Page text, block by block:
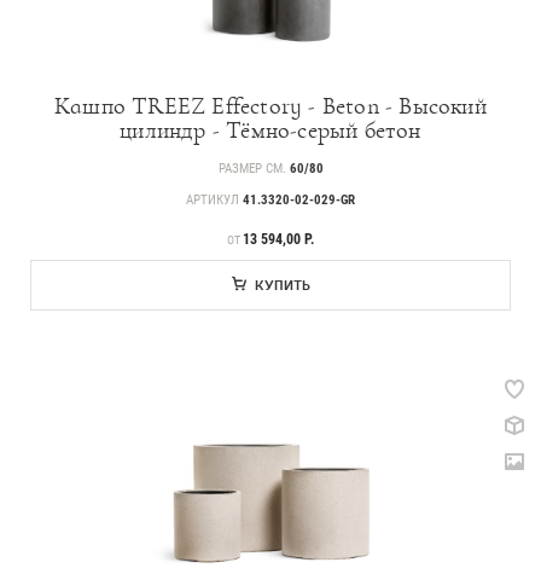
Кашпо TREEZ Effectory - Beton - Высокий
цилиндр - Тёмно-серый бетон
РАЗМЕР СМ. 60/80
АРТИКУЛ 41.3320-02-029-GR
ЦЕНА
ОТ 13 594,00 Р.
КУПИТЬ